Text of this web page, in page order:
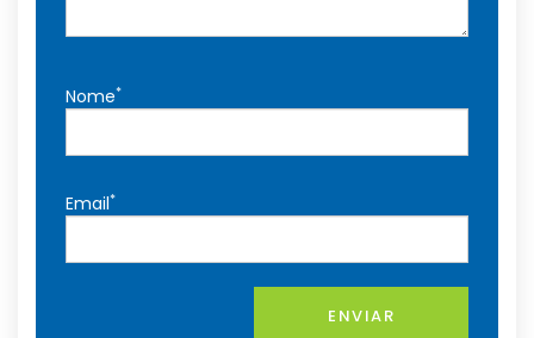
Nome*
Email*
ENVIAR